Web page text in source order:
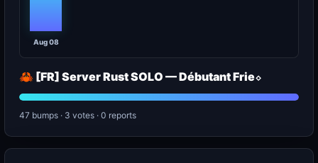
Aug 08
🦀 [FR] Server Rust SOLO — Débutant Frie⬦
47 bumps · 3 votes · 0 reports